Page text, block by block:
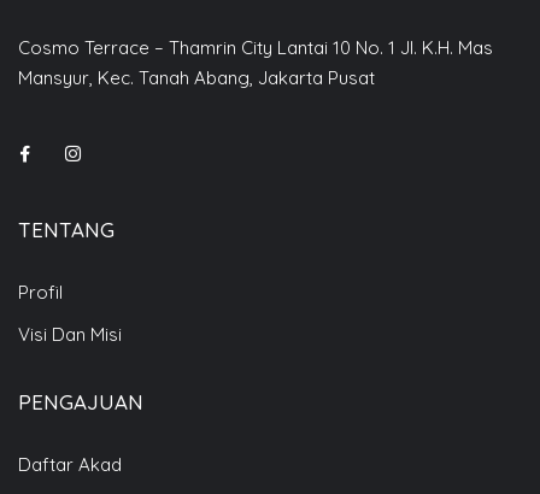
Cosmo Terrace – Thamrin City Lantai 10 No. 1 Jl. K.H. Mas
Mansyur, Kec. Tanah Abang, Jakarta Pusat
TENTANG
Profil
Visi Dan Misi
PENGAJUAN
Daftar Akad